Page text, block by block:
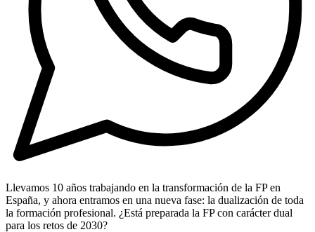
Llevamos 10 años trabajando en la transformación de la FP en
España, y ahora entramos en una nueva fase: la dualización de toda
la formación profesional. ¿Está preparada la FP con carácter dual
para los retos de 2030?